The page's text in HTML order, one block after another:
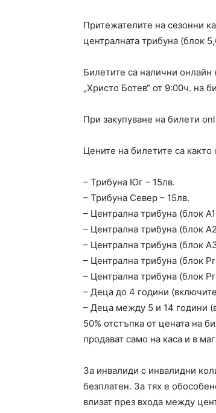
Притежателите на сезонни
централната трибуна (блок
Билетите са налични онлайн
„Христо Ботев“ от 9:00ч. на
При закупуване на билети
Цените на билетите са както
– Трибуна Юг – 15лв.
– Трибуна Север – 15лв.
– Централна трибуна (блок
– Централна трибуна (блок
– Централна трибуна (блок
– Централна трибуна (блок
– Централна трибуна (блок
– Деца до 4 години
– Деца между 5 и 14 години
50% отстъпка от цената на
продават само на каса и в
За инвалиди с инвалидни
безплатен. За тях е
влизат през входа между